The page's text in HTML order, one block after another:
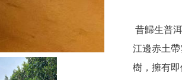
江邊赤土
樹，擁有